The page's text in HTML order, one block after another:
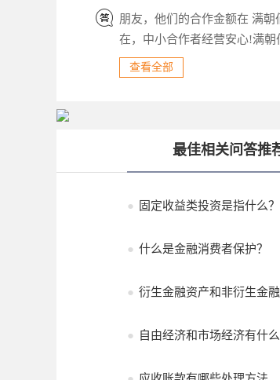
朋友，他们的合作金额在 满
在，中小合作者经营安心!满
满朝佰家粥铺食用时间短，食
作额低，回收快，价格与口味
查看全部
最佳相关问答推
● 固定收益类投资是指什么？
● 什么是金融消费者保护？
● 衍生金融资产和非衍生金融资
● 自由经济和市场经济有什么